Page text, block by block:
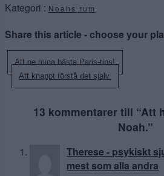
Kategori : Noahs rum
Share this article - choose your
Inläggsnavigering
Att ge mina bästa Paris-tips!
Att knappt förstå det själv.
13 kommentarer till “Att
Noah.”
Therese - psykiskt
mest som alla andra